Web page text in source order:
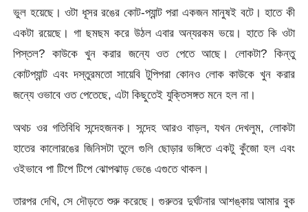
ভুল হয়েছে। ওটা ধূসর রঙের কোট-প্যান্ট পরা একজন মানুষই বটে। হাতে কী
একটা রয়েছে। গা ছমছম করে উঠল এবার অন্যরকম ভয়ে। হাতে কি ওটা
পিস্তল? কাউকে খুন করার জন্যে ওত পেতে আছে। লোকটা? কিন্তু
কোটপ্যান্ট এবং দস্তুরমতো সায়েবি টুপিপরা কোনও লোক কাউকে খুন করার
জন্যে ওভাবে ওত পেতেছে, এটা কিছুতেই যুক্তিসঙ্গত মনে হল না।
অথচ ওর গতিবিধি সন্দেহজনক। সন্দেহ আরও বাড়ল, যখন দেখলুম, লোকটা
হাতের কালোরঙের জিনিসটা তুলে গুলি ছোড়ার ভঙ্গিতে একটু কুঁজো হল এবং
ওইভাবে পা টিপে টিপে ঝোপঝাড় ভেঙে এগুতে থাকল।
তারপর দেখি, সে দৌড়তে শুরু করেছে। গুরুতর দুর্ঘটনার আশঙ্কায় আমার বুক